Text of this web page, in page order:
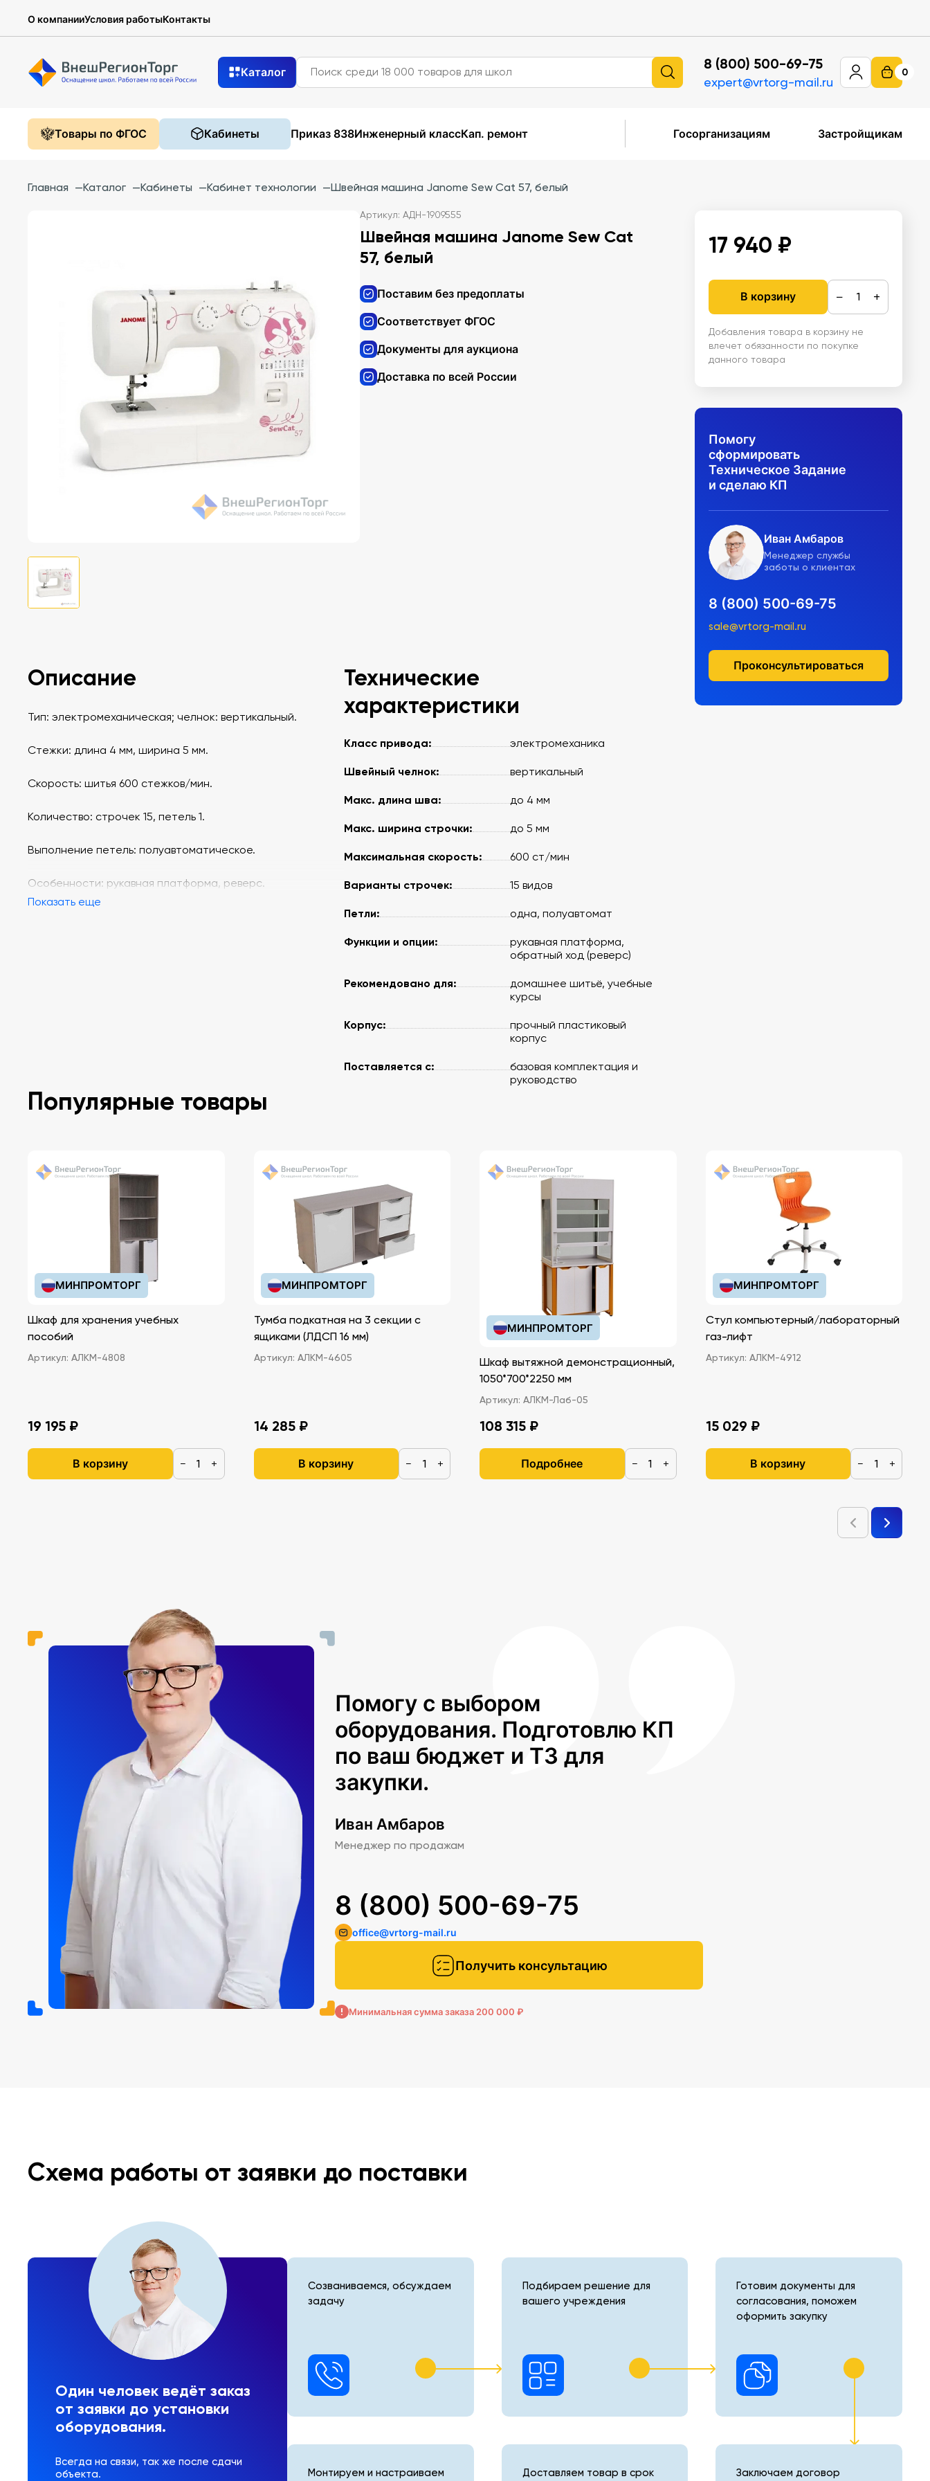
О компанииУсловия работыКонтакты
Каталог 8 (800) 500-69-75
expert@vrtorg-mail.ru
0
Товары по ФГОС Кабинеты Приказ 838Инженерный классКап. ремонт Госорганизациям Застройщикам
Главная —Каталог —Кабинеты —Кабинет технологии —Швейная машина Janome Sew Cat 57, белый
Артикул: АДН-1909555
Швейная машина Janome Sew Cat
57, белый
Поставим без предоплаты
Соответствует ФГОС
Документы для аукциона
Доставка по всей России
17 940 ₽
В корзину − +
Добавления товара в корзину не
влечет обязанности по покупке
данного товара
Помогу
сформировать
Техническое Задание
и сделаю КП
Иван Амбаров
Менеджер службы
заботы о клиентах
8 (800) 500-69-75
sale@vrtorg-mail.ru
Проконсультироваться
Описание
Тип: электромеханическая; челнок: вертикальный.
Стежки: длина 4 мм, ширина 5 мм.
Скорость: шитья 600 стежков/мин.
Количество: строчек 15, петель 1.
Выполнение петель: полуавтоматическое.
Особенности: рукавная платформа, реверс.
Показать еще
Технические
характеристики
Класс привода: электромеханика
Швейный челнок: вертикальный
Макс. длина шва: до 4 мм
Макс. ширина строчки: до 5 мм
Максимальная скорость: 600 ст/мин
Варианты строчек: 15 видов
Петли: одна, полуавтомат
Функции и опции:
рукавная платформа,
обратный ход (реверс)
Рекомендовано для:
домашнее шитьё, учебные
курсы
Корпус:
прочный пластиковый
корпус
Поставляется с:
базовая комплектация и
руководство
Популярные товары
МИНПРОМТОРГ
Шкаф для хранения учебных
пособий
Артикул: АЛКМ-4808
19 195 ₽
В корзину − +
МИНПРОМТОРГ
Тумба подкатная на 3 секции с
ящиками (ЛДСП 16 мм)
Артикул: АЛКМ-4605
14 285 ₽
В корзину − +
МИНПРОМТОРГ
Шкаф вытяжной демонстрационный,
1050*700*2250 мм
Артикул: АЛКМ-Лаб-05
108 315 ₽
Подробнее − +
МИНПРОМТОРГ
Стул компьютерный/лабораторный
газ-лифт
Артикул: АЛКМ-4912
15 029 ₽
В корзину − +
Помогу с выбором
оборудования. Подготовлю КП
по ваш бюджет и ТЗ для
закупки.
Иван Амбаров
Менеджер по продажам
Получить консультацию
8 (800) 500-69-75
office@vrtorg-mail.ru
Минимальная сумма заказа 200 000 ₽
Схема работы от заявки до поставки
Один человек ведёт заказ
от заявки до установки
оборудования.
Всегда на связи, так же после сдачи
объекта.
Созваниваемся, обсуждаем
задачу
Подбираем решение для
вашего учреждения
Готовим документы для
согласования, поможем
оформить закупку
Монтируем и настраиваем Доставляем товар в срок Заключаем договор